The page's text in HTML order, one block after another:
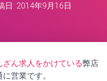
日: 2014年9月16日
ざん求人をかけている弊店
営業です。